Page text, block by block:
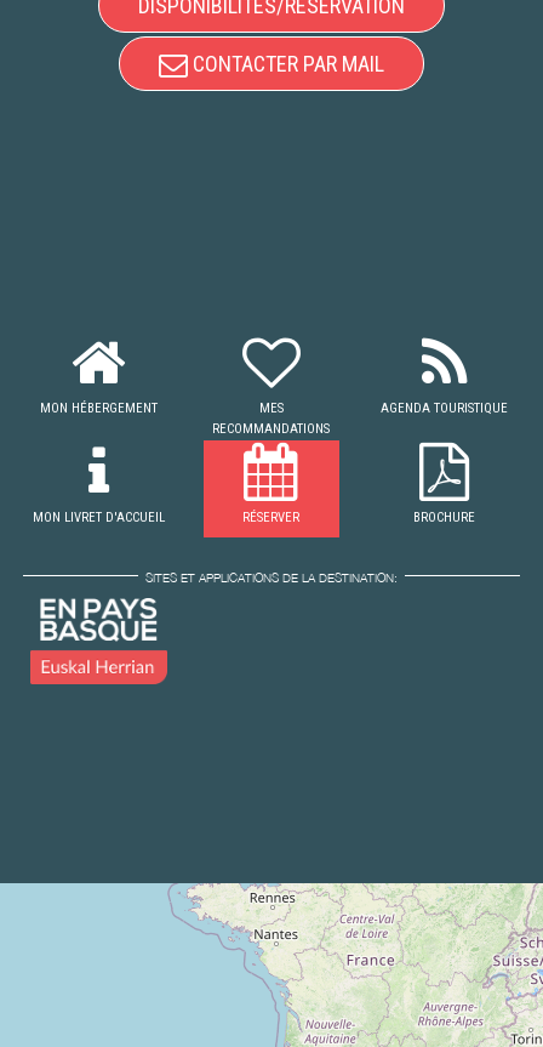
DISPONIBILITÉS/RÉSERVATION
CONTACTER PAR MAIL
MON HÉBERGEMENT
MES
RECOMMANDATIONS
AGENDA TOURISTIQUE
MON LIVRET D'ACCUEIL RÉSERVER BROCHURE
SITES ET APPLICATIONS DE LA DESTINATION: